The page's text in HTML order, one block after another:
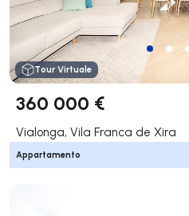
Tour Virtuale
360 000 €
Vialonga, Vila Franca de Xira
Appartamento